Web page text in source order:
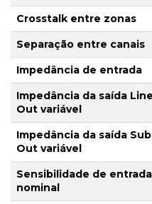
Crosstalk entre zonas
Separação entre canais
Impedância de entrada
Impedância da saída Line
Out variável
Impedância da saída Sub
Out variável
Sensibilidade de entrada
nominal